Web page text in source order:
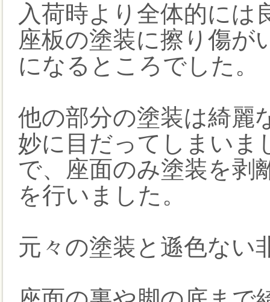
入荷時より全体的には
座板の塗装に擦り傷が
になるところでした。
他の部分の塗装は綺麗
妙に目だってしまいま
で、座面のみ塗装を剥
を行いました。
元々の塗装と遜色ない